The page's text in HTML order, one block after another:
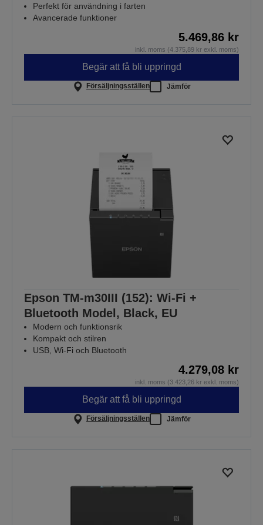
Perfekt för användning i farten
Avancerade funktioner
5.469,86 kr
inkl. moms (4.375,89 kr exkl. moms)
Begär att få bli uppringd
Försäljningsställen Jämför
Epson TM-m30III (152): Wi-Fi +
Bluetooth Model, Black, EU
Modern och funktionsrik
Kompakt och stilren
USB, Wi-Fi och Bluetooth
4.279,08 kr
inkl. moms (3.423,26 kr exkl. moms)
Begär att få bli uppringd
Försäljningsställen Jämför